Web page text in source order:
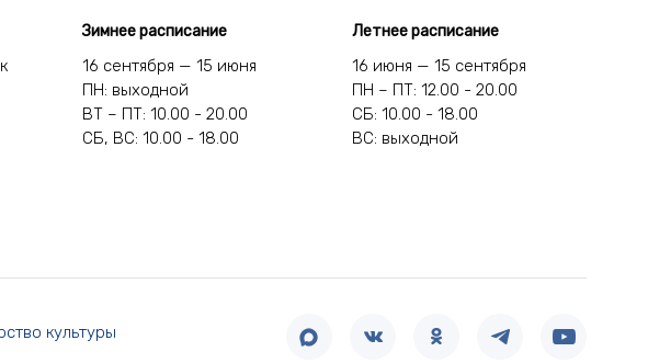
Зимнее расписание
16 сентября — 15 июня
ПН: выходной
ВТ – ПТ: 10.00 - 20.00
СБ, ВС: 10.00 - 18.00
Летнее расписание
16 июня — 15 сентября
ПН – ПТ: 12.00 - 20.00
СБ: 10.00 - 18.00
ВС: выходной
культуры